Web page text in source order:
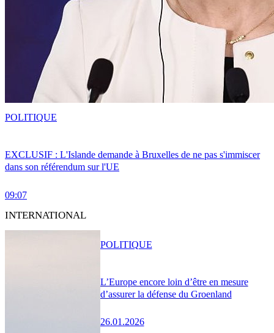
EXCLUSIF : L'Islande demande à Bruxelles de ne pas s'immiscer
dans son référendum sur l'UE
09:07
POLITIQUE
INTERNATIONAL
L’Europe encore loin d’être en mesure
d’assurer la défense du Groenland
26.01.2026
POLITIQUE